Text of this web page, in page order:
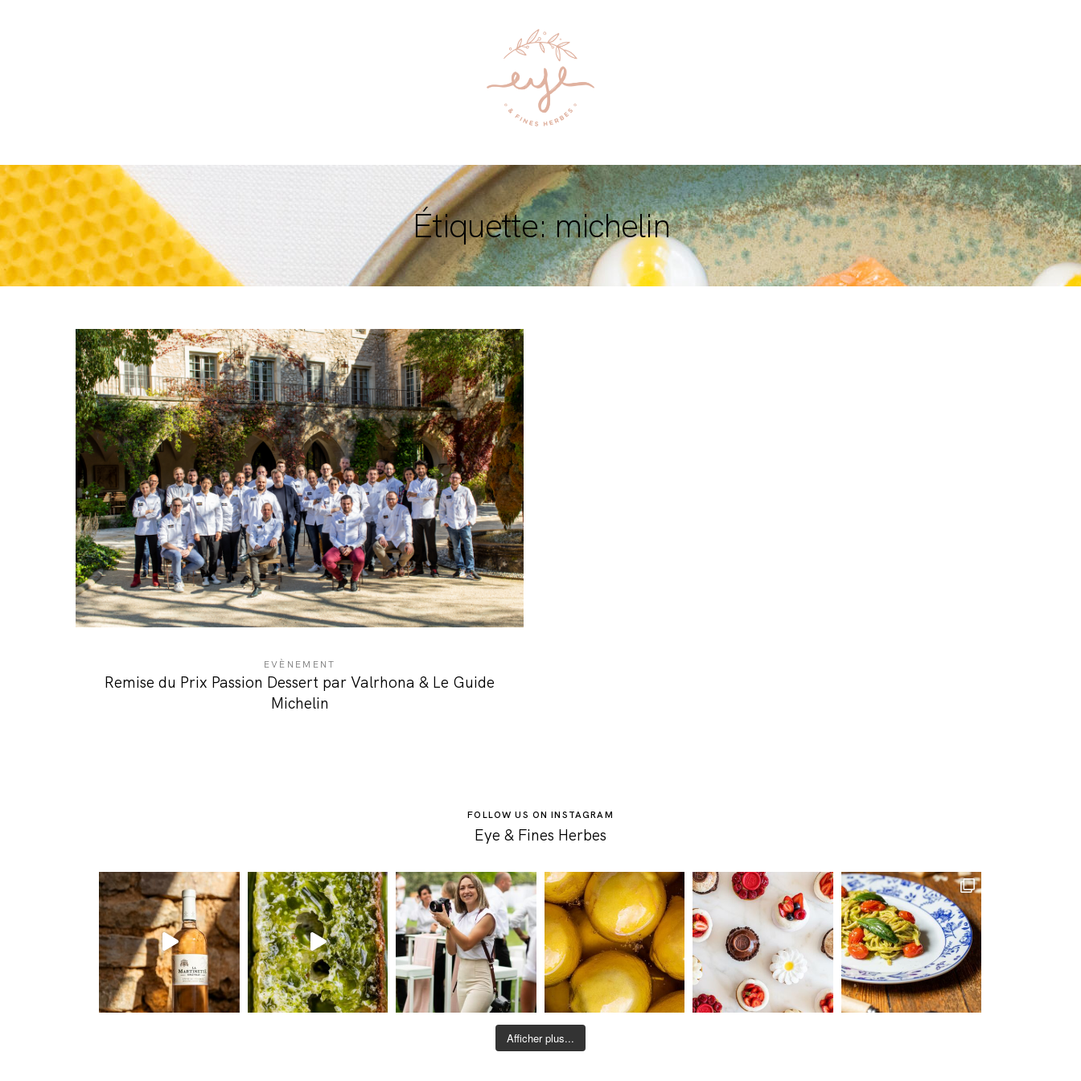
Étiquette: michelin
EVÈNEMENT
Remise du Prix Passion Dessert par Valrhona & Le Guide
Michelin
FOLLOW US ON INSTAGRAM
Eye & Fines Herbes
Afficher plus...